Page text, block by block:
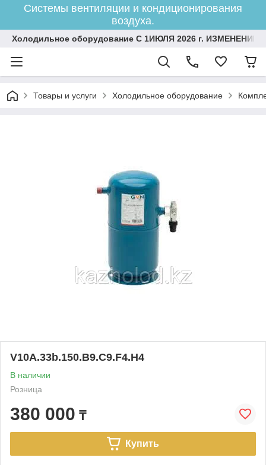
Системы вентиляции и кондиционирования
воздуха.
Холодильное оборудование С 1ИЮЛЯ 2026 г.
Товары и услуги Холодильное оборудование
V10A.33b.150.B9.C9.F4.H4
В наличии
Розница
380 000 ₸
Купить